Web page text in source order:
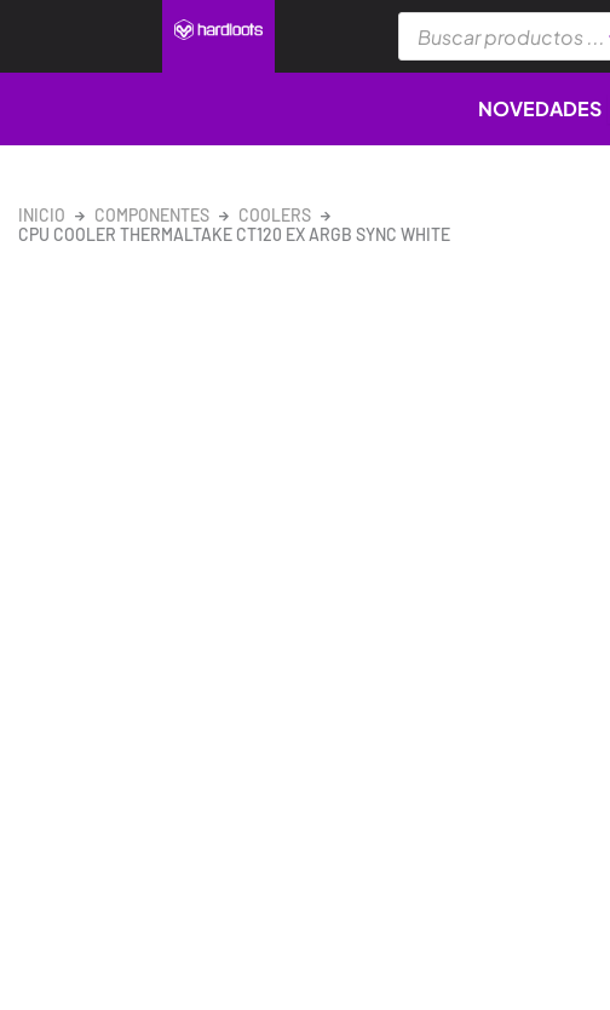
contenido
productos
NOVEDADES
INICIO COMPONENTES
COOLERS
CPU COOLER THERMALTAKE CT120 EX ARGB SYNC WHITE